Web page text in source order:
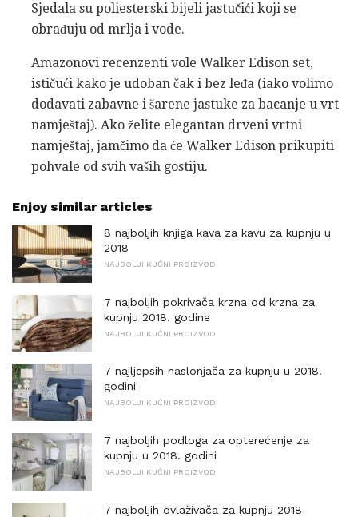
Sjedala su poliesterski bijeli jastučići koji se
obrađuju od mrlja i vode.
Amazonovi recenzenti vole Walker Edison set,
ističući kako je udoban čak i bez leđa (iako volimo
dodavati zabavne i šarene jastuke za bacanje u vrt
namještaj). Ako želite elegantan drveni vrtni
namještaj, jamčimo da će Walker Edison prikupiti
pohvale od svih vaših gostiju.
Enjoy similar articles
8 najboljih knjiga kava za kavu za kupnju u
2018
NAJBOLJI KUĆNI PROIZVODI
7 najboljih pokrivača krzna od krzna za
kupnju 2018. godine
NAJBOLJI KUĆNI PROIZVODI
7 najljepsih naslonjača za kupnju u 2018.
godini
NAJBOLJI KUĆNI PROIZVODI
7 najboljih podloga za opterećenje za
kupnju u 2018. godini
NAJBOLJI KUĆNI PROIZVODI
7 najboljih ovlaživača za kupnju 2018